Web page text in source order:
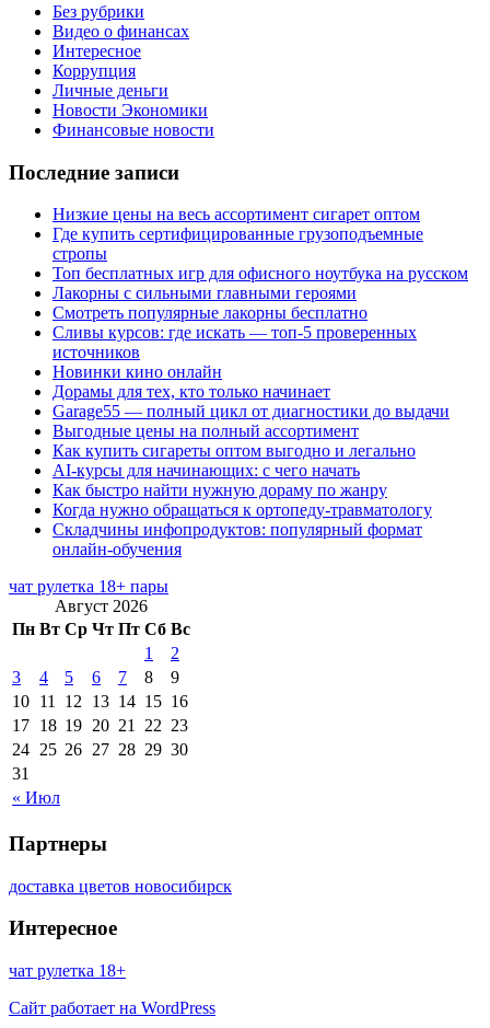
Без рубрики
Видео о финансах
Интересное
Коррупция
Личные деньги
Новости Экономики
Финансовые новости
Последние записи
Низкие цены на весь ассортимент сигарет оптом
Где купить сертифицированные грузоподъемные
стропы
Топ бесплатных игр для офисного ноутбука на русском
Лакорны с сильными главными героями
Смотреть популярные лакорны бесплатно
Сливы курсов: где искать — топ-5 проверенных
источников
Новинки кино онлайн
Дорамы для тех, кто только начинает
Garage55 — полный цикл от диагностики до выдачи
Выгодные цены на полный ассортимент
Как купить сигареты оптом выгодно и легально
AI-курсы для начинающих: с чего начать
Как быстро найти нужную дораму по жанру
Когда нужно обращаться к ортопеду-травматологу
Складчины инфопродуктов: популярный формат
онлайн-обучения
чат рулетка 18+ пары
Август 2026
Пн Вт Ср Чт Пт Сб Вс
« Июл
1
2
3
4 5 6 7 8
9
10 11 12 13 14 15 16
17 18 19 20 21 22 23
24 25 26 27 28 29 30
31
Партнеры
доставка цветов новосибирск
Интересное
чат рулетка 18+
Сайт работает на WordPress